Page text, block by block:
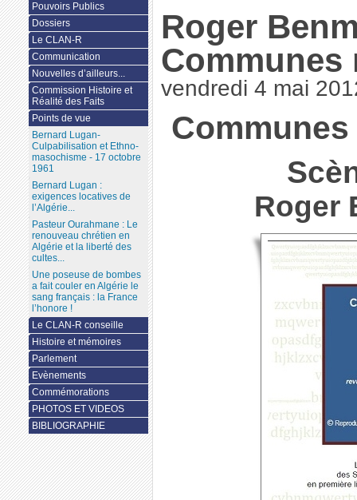
Roger
Communes
vendredi 4 mai
Roger
Pouvoirs Publics
Dossiers
Le CLAN-R
Communication
Nouvelles d’ailleurs...
Commission Histoire et
Réalité des Faits
Points de vue
Bernard Lugan-
Culpabilisation et Ethno-
masochisme - 17 octobre
1961
Bernard Lugan :
exigences locatives de
l’Algérie...
Pasteur Ourahmane : Le
renouveau chrétien en
Algérie et la liberté des
cultes...
Une poseuse de bombes
a fait couler en Algérie le
sang français : la France
l’honore !
Le CLAN-R conseille
Histoire et mémoires
Parlement
Evènements
Commémorations
PHOTOS ET VIDEOS
BIBLIOGRAPHIE